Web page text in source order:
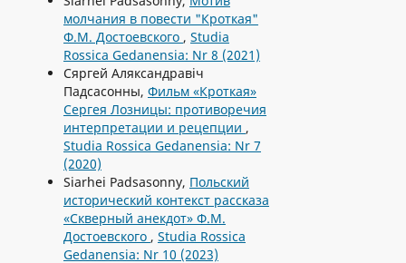
молчания в повести "Кроткая"
Ф.М. Достоевского , Studia
Rossica Gedanensia: Nr 8 (2021)
Сяргей Аляксандравiч
Падсасонны, Фильм «Кроткая»
Сергея Лозницы: противоречия
интерпретации и рецепции ,
Studia Rossica Gedanensia: Nr 7
(2020)
Siarhei Padsasonny, Польский
исторический контекст рассказа
«Скверный анекдот» Ф.М.
Достоевского , Studia Rossica
Gedanensia: Nr 10 (2023)